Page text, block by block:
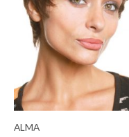
ALMA